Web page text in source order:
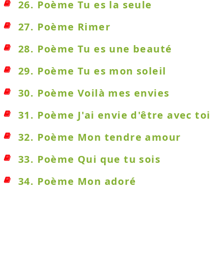
26. Poème Tu es la seule
27. Poème Rimer
28. Poème Tu es une beauté
29. Poème Tu es mon soleil
30. Poème Voilà mes envies
31. Poème J'ai envie d'être avec toi
32. Poème Mon tendre amour
33. Poème Qui que tu sois
34. Poème Mon adoré